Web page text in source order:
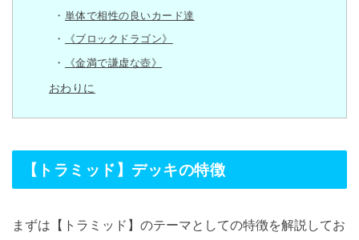
単体で相性の良いカード達
《ブロックドラゴン》
《金満で謙虚な壺》
おわりに
【トラミッド】デッキの特徴
まずは【トラミッド】のテーマとしての特徴を解説してお